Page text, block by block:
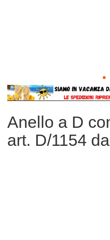
Vai
all'inizio
galleria
di
immagini
Anello a D
art. D/1154